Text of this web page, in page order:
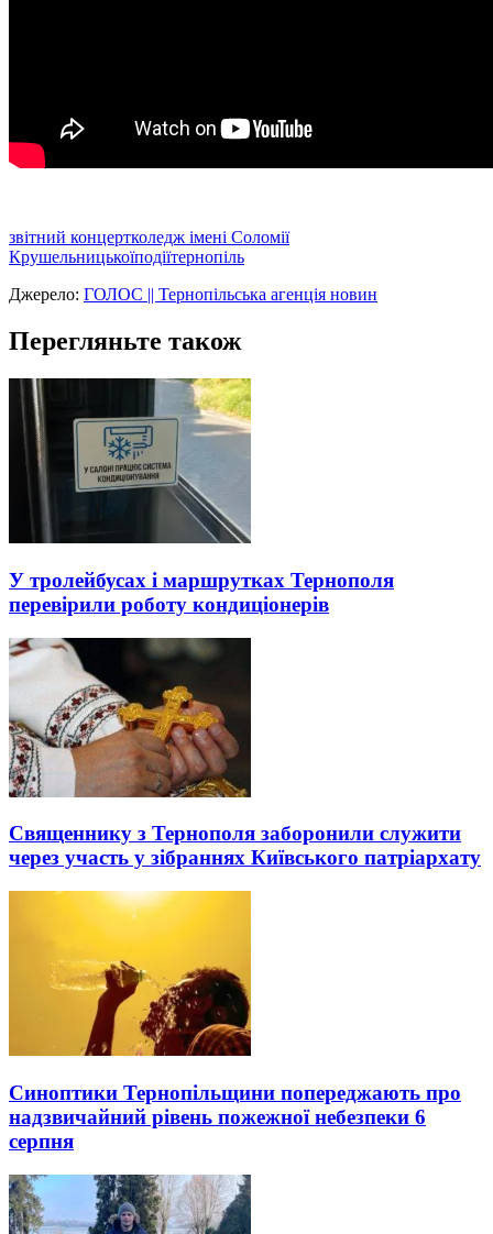
звітний концертколедж імені Соломії
Крушельницькоїподіїтернопіль
Джерело: ГОЛОС || Тернопільська агенція новин
Перегляньте також
У тролейбусах і маршрутках Тернополя
перевірили роботу кондиціонерів
Священнику з Тернополя заборонили служити
через участь у зібраннях Київського патріархату
Синоптики Тернопільщини попереджають про
надзвичайний рівень пожежної небезпеки 6
серпня